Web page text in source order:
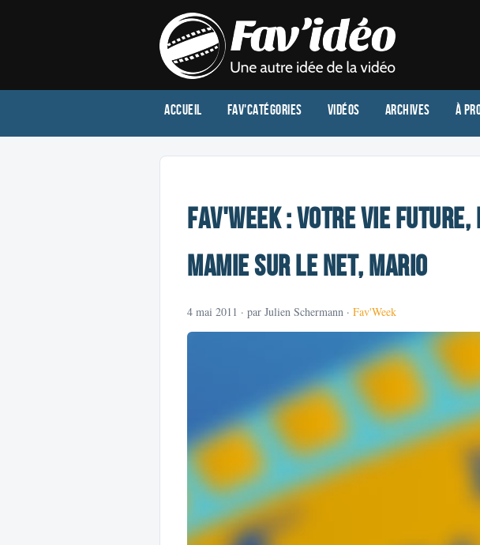
Accueil Fav'Catégories Vidéos Archives À
Fav'Week : Votre vie future,
Mamie sur le net, Mario
4 mai 2011 · par Julien Schermann · Fav'Week